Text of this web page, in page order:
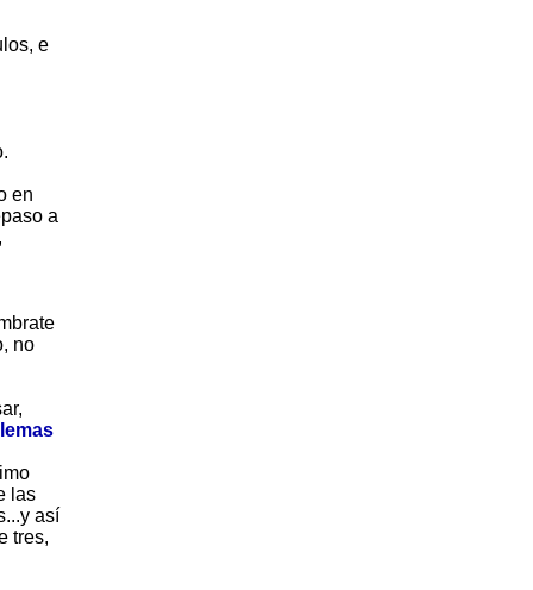
e
en
a
no
las
así
tres,